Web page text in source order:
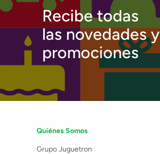
Recibe todas
las novedades y
promociones
Quiénes Somos
Grupo Juguetron